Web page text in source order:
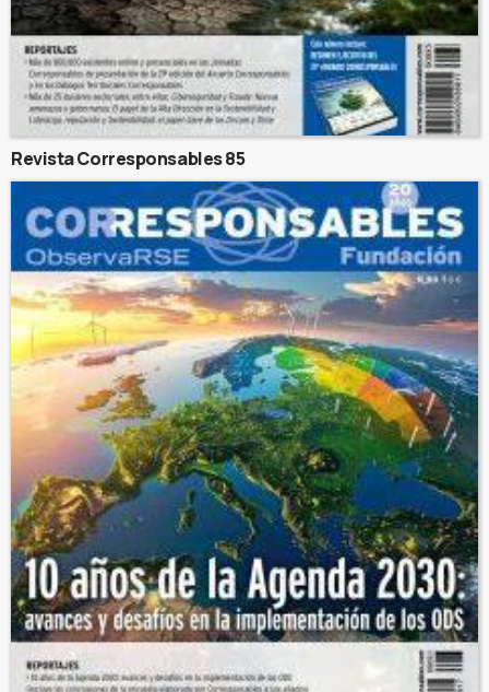
Revista Corresponsables 85